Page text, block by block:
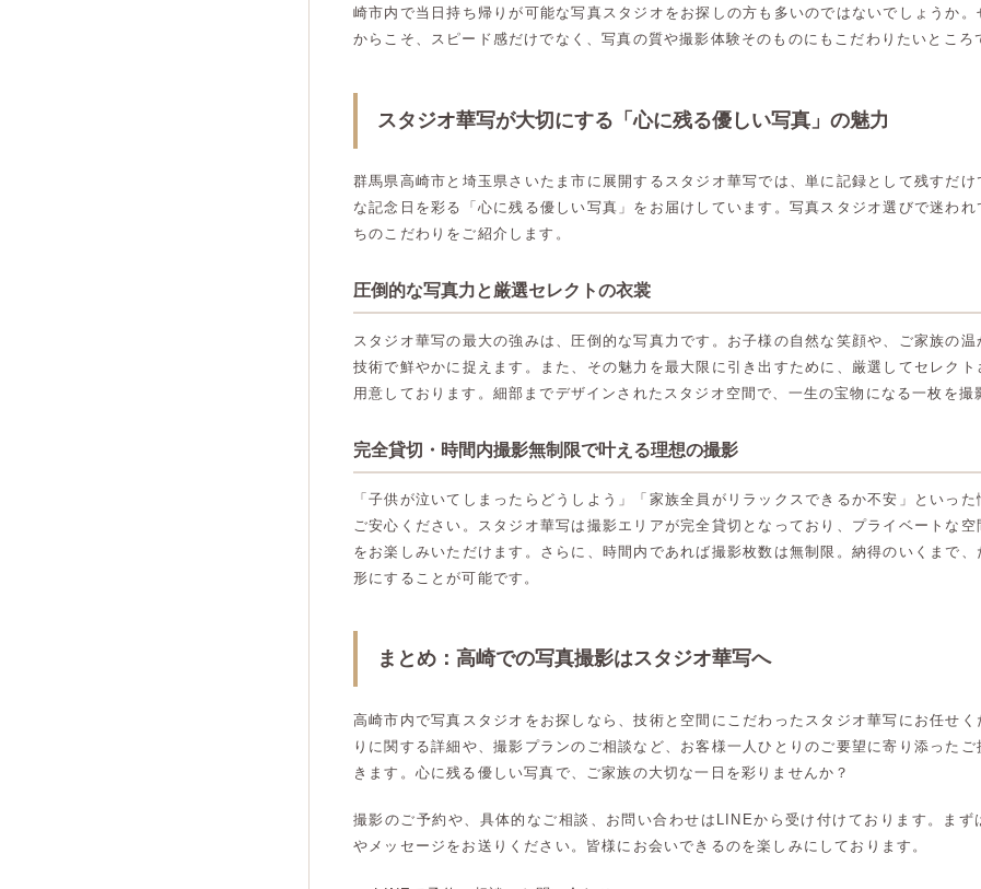
崎市内で当日持ち帰りが可能な写真スタジオをお探しの方も多いのではないでしょうか
からこそ、スピード感だけでなく、写真の質や撮影体験そのものにもこだわりたいところ
スタジオ華写が大切にする「心に残る優しい写真」の魅力
群馬県高崎市と埼玉県さいたま市に展開するスタジオ華写では、単に記録として残すだけ
な記念日を彩る「心に残る優しい写真」をお届けしています。写真スタジオ選びで迷われ
ちのこだわりをご紹介します。
圧倒的な写真力と厳選セレクトの衣裳
スタジオ華写の最大の強みは、圧倒的な写真力です。お子様の自然な笑顔や、ご家族の
技術で鮮やかに捉えます。また、その魅力を最大限に引き出すために、厳選してセレク
用意しております。細部までデザインされたスタジオ空間で、一生の宝物になる一枚を撮
完全貸切・時間内撮影無制限で叶える理想の撮影
「子供が泣いてしまったらどうしよう」「家族全員がリラックスできるか不安」といった
ご安心ください。スタジオ華写は撮影エリアが完全貸切となっており、プライベートな空
をお楽しみいただけます。さらに、時間内であれば撮影枚数は無制限。納得のいくまで、
形にすることが可能です。
まとめ：高崎での写真撮影はスタジオ華写へ
高崎市内で写真スタジオをお探しなら、技術と空間にこだわったスタジオ華写にお任せ
りに関する詳細や、撮影プランのご相談など、お客様一人ひとりのご要望に寄り添った
きます。心に残る優しい写真で、ご家族の大切な一日を彩りませんか？
撮影のご予約や、具体的なご相談、お問い合わせはLINEから受け付けております。まず
やメッセージをお送りください。皆様にお会いできるのを楽しみにしております。